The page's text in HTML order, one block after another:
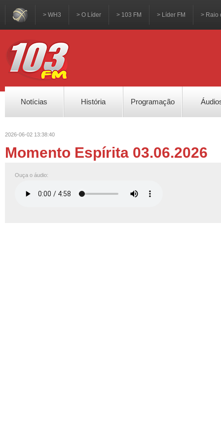
> WH3 > O Líder > 103 FM > Líder FM > Raio
Notícias História Programação
2026-06-02 13:38:40
Momento Espírita 03.06.2026
Ouça o áudio: